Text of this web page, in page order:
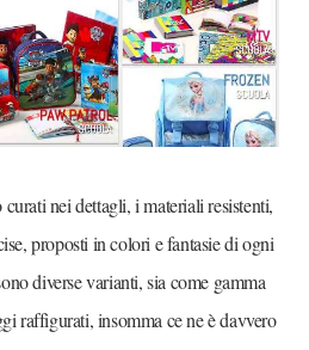
nei dettagli, i materiali resistenti,
proposti in colori e fantasie di ogni
diverse varianti, sia come gamma
raffigurati, insomma ce ne è davvero